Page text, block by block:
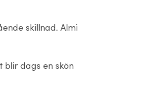
skillnad. Almi
blir dags en skön